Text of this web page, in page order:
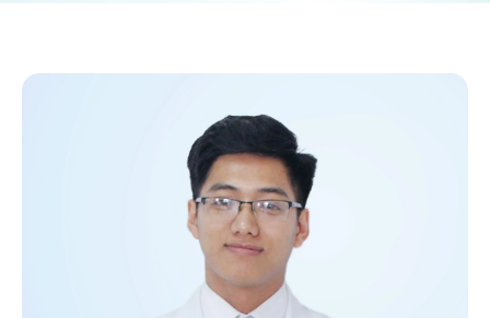
Thuận Mỹ